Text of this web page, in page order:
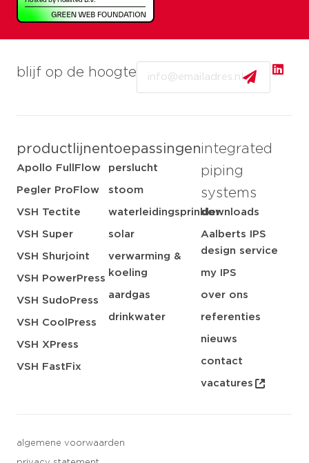
blijf op de hoogte
productlijnen
Apollo FullFlow
Pegler ProFlow
VSH Tectite
VSH Super
VSH Shurjoint
VSH PowerPress
VSH SudoPress
VSH CoolPress
VSH XPress
VSH FastFix
toepassingen
perslucht
stoom
waterleidingsprinkler
solar
verwarming &
koeling
aardgas
drinkwater
integrated
piping
systems
downloads
Aalberts IPS
design service
my IPS
over ons
referenties
nieuws
contact
vacatures
algemene voorwaarden